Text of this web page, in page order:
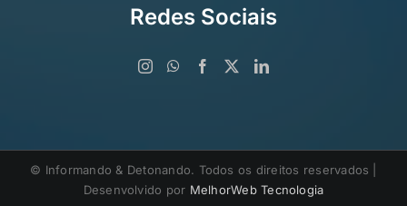
Redes Sociais
©️ Informando & Detonando. Todos os direitos reservados |
Desenvolvido por MelhorWeb Tecnologia